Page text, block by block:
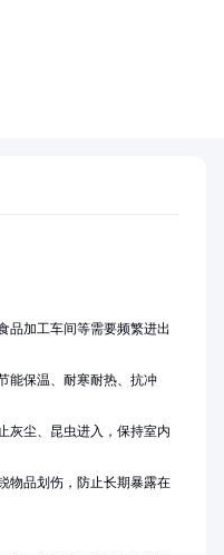
品加工车间等需要频繁进出
能保温、耐寒耐热、抗冲
灰尘、昆虫进入，保持室内
物品划伤，防止长期暴露在